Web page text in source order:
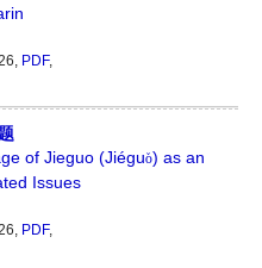
PDF,
of Jieguo (Jiéguǒ) as an
Issues
PDF,